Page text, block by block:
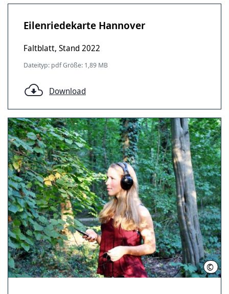
Eilenriedekarte Hannover
Faltblatt, Stand 2022
Dateityp: pdf Größe: 1,89 MB
Download
©